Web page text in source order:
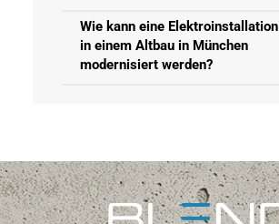
Wie kann eine Elektroinstallation
in einem Altbau in München
modernisiert werden?